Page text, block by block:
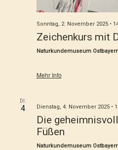
Sonntag, 2. November 2025 •
Zeichenkurs mit
Naturkundemuseum
Mehr Info
DI.
4 Dienstag, 4. November 2025 •
Die
Füßen
Naturkundemuseum